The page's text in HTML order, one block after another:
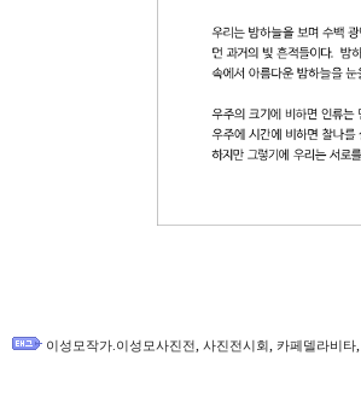
이성모작가.이성모사진전, 사진전시회, 카페델라비타,